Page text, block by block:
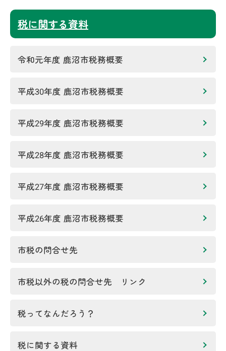
税に関する資料
令和元年度 鹿沼市税務概要
平成30年度 鹿沼市税務概要
平成29年度 鹿沼市税務概要
平成28年度 鹿沼市税務概要
平成27年度 鹿沼市税務概要
平成26年度 鹿沼市税務概要
市税の問合せ先
市税以外の税の問合せ先 リンク
税ってなんだろう？
税に関する資料